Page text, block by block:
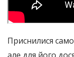
Приснилися